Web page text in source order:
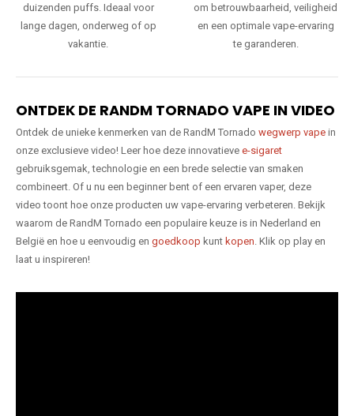
duizenden puffs. Ideaal voor
lange dagen, onderweg of op
vakantie.
om betrouwbaarheid, veiligheid
en een optimale vape-ervaring
te garanderen.
ONTDEK DE RANDM TORNADO VAPE IN VIDEO
Ontdek de unieke kenmerken van de RandM Tornado wegwerp vape in
onze exclusieve video! Leer hoe deze innovatieve e-sigaret
gebruiksgemak, technologie en een brede selectie van smaken
combineert. Of u nu een beginner bent of een ervaren vaper, deze
video toont hoe onze producten uw vape-ervaring verbeteren. Bekijk
waarom de RandM Tornado een populaire keuze is in Nederland en
België en hoe u eenvoudig en goedkoop kunt kopen. Klik op play en
laat u inspireren!